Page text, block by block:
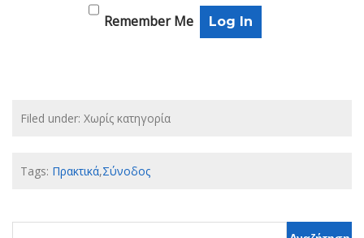
Remember Me
Filed under: Χωρίς κατηγορία
Tags: Πρακτικά,Σύνοδος